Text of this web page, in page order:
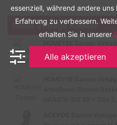
Neue Vintage Kleider
Retro Knielanges
essenziell, während andere
Erfahrung zu verbessern.
erhalten Sie in unserer
Alle akzeptieren